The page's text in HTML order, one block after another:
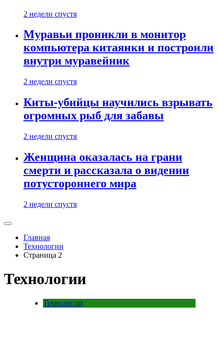
2 недели спустя
Муравьи проникли в монитор
компьютера китаянки и построили
внутри муравейник
2 недели спустя
Киты-убийцы научились взрывать
огромных рыб для забавы
2 недели спустя
Женщина оказалась на грани
смерти и рассказала о видении
потустороннего мира
2 недели спустя
Главная
Технологии
Страница 2
Технологии
Технологии